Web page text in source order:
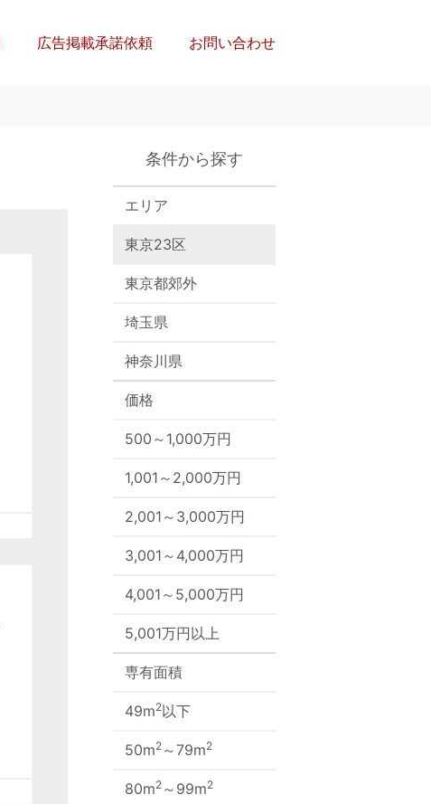
広告掲載承諾依頼 お問い合わせ
条件から探す
エリア
東京23区
東京都郊外
埼玉県
神奈川県
価格
500～1,000万円
1,001～2,000万円
2,001～3,000万円
3,001～4,000万円
4,001～5,000万円
5,001万円以上
専有面積
49m2以下
50m2 ～79m2
80m2 ～99m2